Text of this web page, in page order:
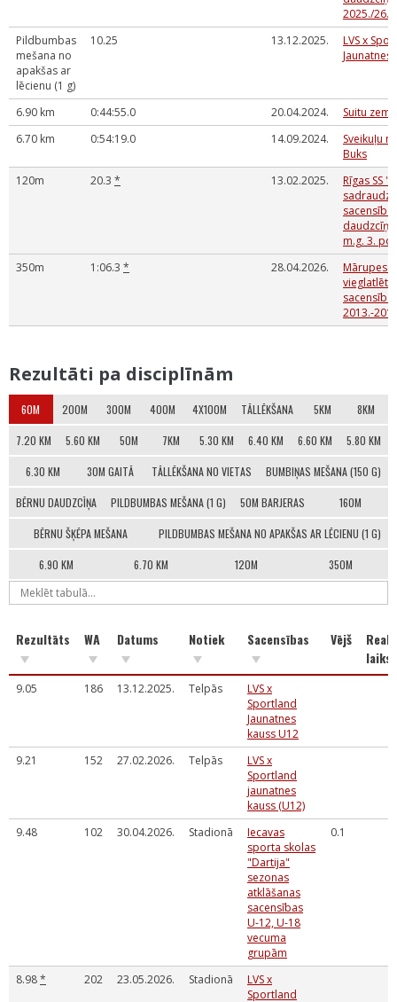
2025./
Pildbumbas
mešana no
apakšas ar
lēcienu (1 g)
10.25 13.12.2025.
LVS x
Jaunatnes
6.90 km 0:44:55.0 20.04.2024.
Suitu
6.70 km
0:54:19.0 14.09.2024.
Sveikuļu
Buks
120m
20.3 * 13.02.2025.
Rīgas SS
m.g. 3.
350m
1:06.3 * 28.04.2026.
Mārupes
2013.-
Rezultāti pa disciplīnām
60M 200M 300M 400M 4X100M TĀLLĒKŠANA 5KM 8KM
7.20 KM 5.60 KM 50M 7KM 5.30 KM 6.40 KM 6.60 KM 5.80 KM
6.30 KM 30M GAITĀ TĀLLĒKŠANA NO VIETAS BUMBIŅAS MEŠANA (150 G)
BĒRNU DAUDZCĪŅA PILDBUMBAS MEŠANA (1 G) 50M BARJERAS 160M
BĒRNU ŠĶĒPA MEŠANA PILDBUMBAS MEŠANA NO APAKŠAS AR LĒCIENU (1 G)
6.90 KM 6.70 KM 120M 350M
Rezultāts WA Datums Notiek Sacensības Vējš
laiks
9.05 186 13.12.2025. Telpās
LVS x
Sportland
Jaunatnes
kauss U12
9.21
152 27.02.2026. Telpās
LVS x
Sportland
jaunatnes
kauss (U12)
9.48
102 30.04.2026. Stadionā
Iecavas
sporta skolas
"Dartija"
sezonas
atklāšanas
sacensības
U-12, U-18
vecuma
grupām
0.1
8.98* 202 23.05.2026. Stadionā
LVS x
Sportland